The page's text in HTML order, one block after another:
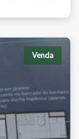
Venda